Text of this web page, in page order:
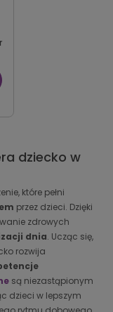
dziecko w
które pełni
przez dzieci. Dzięki
zdrowych
dnia. Ucząc się,
rozwija
są niezastąpionym
dzieci w lepszym